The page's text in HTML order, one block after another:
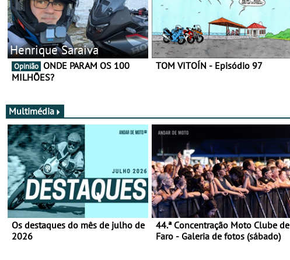
Henrique Saraiva
Opinião
MILHÕES?
TOM VITOÍN - Episódio 97
Multimédia
Os destaques do mês de julho de
2026
44.ª Concentração Moto Clube de
Faro - Galeria de fotos (sábado)